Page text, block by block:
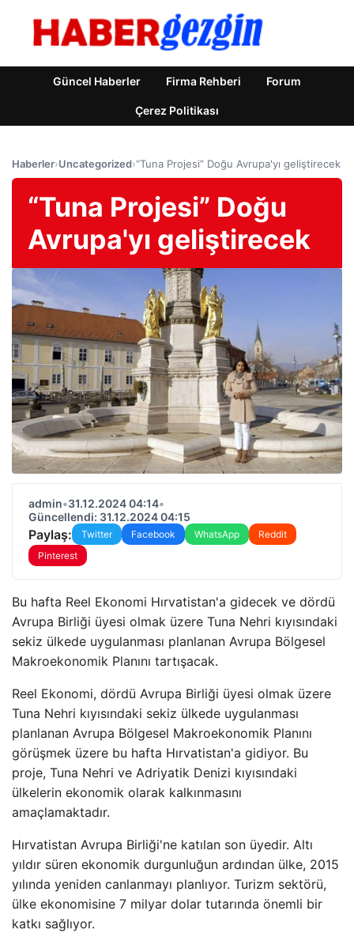
Güncel Haberler Firma Rehberi Forum
Çerez Politikası
Haberler›Uncategorized›“Tuna Projesi” Doğu Avrupa'yı geliştirecek
“Tuna Projesi” Doğu
Avrupa'yı geliştirecek
admin•31.12.2024 04:14•
Güncellendi: 31.12.2024 04:15
Paylaş: Twitter Facebook WhatsApp
Reddit
Pinterest
Bu hafta Reel Ekonomi Hırvatistan'a gidecek ve dördü
Avrupa Birliği üyesi olmak üzere Tuna Nehri kıyısındaki
sekiz ülkede uygulanması planlanan Avrupa Bölgesel
Makroekonomik Planını tartışacak.
Reel Ekonomi, dördü Avrupa Birliği üyesi olmak üzere
Tuna Nehri kıyısındaki sekiz ülkede uygulanması
planlanan Avrupa Bölgesel Makroekonomik Planını
görüşmek üzere bu hafta Hırvatistan'a gidiyor. Bu
proje, Tuna Nehri ve Adriyatik Denizi kıyısındaki
ülkelerin ekonomik olarak kalkınmasını
amaçlamaktadır.
Hırvatistan Avrupa Birliği'ne katılan son üyedir. Altı
yıldır süren ekonomik durgunluğun ardından ülke, 2015
yılında yeniden canlanmayı planlıyor. Turizm sektörü,
ülke ekonomisine 7 milyar dolar tutarında önemli bir
katkı sağlıyor.